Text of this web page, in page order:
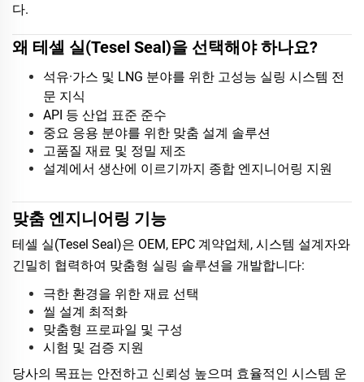
다.
왜 테셀 실(Tesel Seal)을 선택해야 하나요?
석유·가스 및 LNG 분야를 위한 고성능 실링 시스템 전
문 지식
API 등 산업 표준 준수
중요 응용 분야를 위한 맞춤 설계 솔루션
고품질 재료 및 정밀 제조
설계에서 생산에 이르기까지 종합 엔지니어링 지원
맞춤 엔지니어링 기능
테셀 실(Tesel Seal)은 OEM, EPC 계약업체, 시스템 설계자와
긴밀히 협력하여 맞춤형 실링 솔루션을 개발합니다:
극한 환경을 위한 재료 선택
씰 설계 최적화
맞춤형 프로파일 및 구성
시험 및 검증 지원
당사의 목표는 안전하고 신뢰성 높으며 효율적인 시스템 운